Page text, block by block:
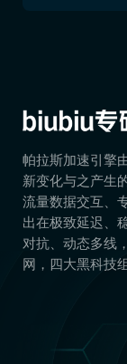
帕拉斯加速引擎
新变化与之产生
流量数据交互、
出在极致延迟、
对抗、动态多线
网，四大黑科技